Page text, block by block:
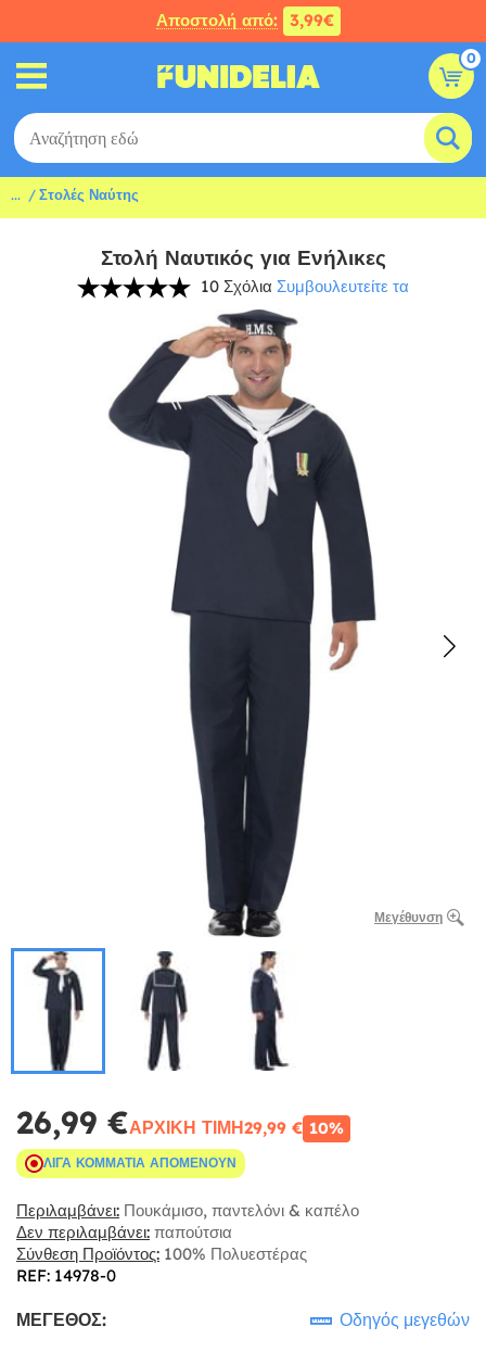
Αποστολή από: 3,99€
0
... Στολές Ναύτης
Στολή Ναυτικός για Ενήλικες
10 Σχόλια Συμβουλευτείτε τα
Μεγέθυνση
26,99 €ΑΡΧΙΚΉ ΤΙΜΉ29,99 € 10%
ΛΊΓΑ ΚΟΜΜΆΤΙΑ ΑΠΟΜΈΝΟΥΝ
Περιλαμβάνει: Πουκάμισο, παντελόνι & καπέλο
Δεν περιλαμβάνει: παπούτσια
Σύνθεση Προϊόντος: 100% Πολυεστέρας
REF: 14978-0
ΜΈΓΕΘΟΣ: Οδηγός μεγεθών